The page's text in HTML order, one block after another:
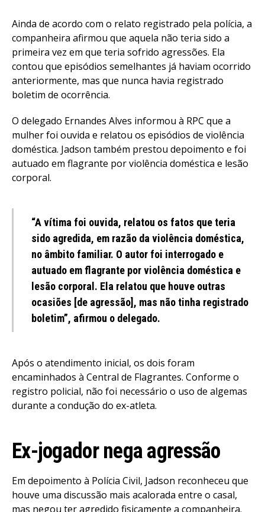
Ainda de acordo com o relato registrado pela polícia, a
companheira afirmou que aquela não teria sido a
primeira vez em que teria sofrido agressões. Ela
contou que episódios semelhantes já haviam ocorrido
anteriormente, mas que nunca havia registrado
boletim de ocorrência.
O delegado Ernandes Alves informou à RPC que a
mulher foi ouvida e relatou os episódios de violência
doméstica. Jadson também prestou depoimento e foi
autuado em flagrante por violência doméstica e lesão
corporal.
“A vítima foi ouvida, relatou os fatos que teria
sido agredida, em razão da violência doméstica,
no âmbito familiar. O autor foi interrogado e
autuado em flagrante por violência doméstica e
lesão corporal. Ela relatou que houve outras
ocasiões [de agressão], mas não tinha registrado
boletim”, afirmou o delegado.
Após o atendimento inicial, os dois foram
encaminhados à Central de Flagrantes. Conforme o
registro policial, não foi necessário o uso de algemas
durante a condução do ex-atleta.
Ex-jogador nega agressão
Em depoimento à Polícia Civil, Jadson reconheceu que
houve uma discussão mais acalorada entre o casal,
mas negou ter agredido fisicamente a companheira.